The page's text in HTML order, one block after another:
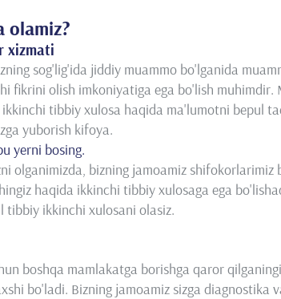
olamiz?
xizmati
sog'lig'ida jiddiy muammo bo'lganida
fikrini olish imkoniyatiga ega bo'lish muhimdir.
tibbiy xulosa haqida ma'lumotni bepul
yuborish kifoya.
yerni bosing.
olganimizda, bizning jamoamiz shifokorlarimiz
haqida ikkinchi tibbiy xulosaga ega
ikkinchi xulosani olasiz.
boshqa mamlakatga borishga qaror
bo'ladi. Bizning jamoamiz sizga diagnostika